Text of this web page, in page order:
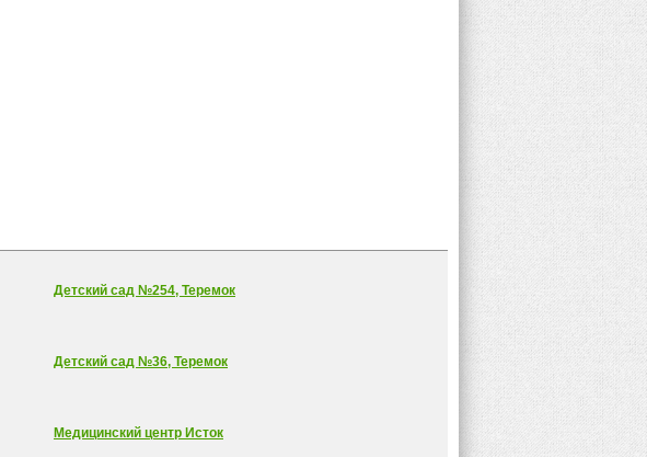
Детский сад №254, Теремок
Детский сад №36, Теремок
Медицинский центр Исток